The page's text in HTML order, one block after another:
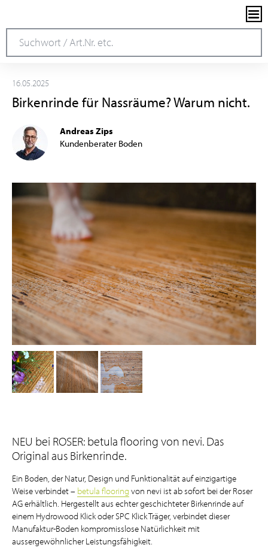
16.05.2025
Birkenrinde für Nassräume? Warum nicht.
Andreas Zips
Kundenberater Boden
small small small
NEU bei ROSER: betula flooring von nevi. Das
Original aus Birkenrinde.
Ein Boden, der Natur, Design und Funktionalität auf einzigartige
Weise verbindet – betula flooring von nevi ist ab sofort bei der Roser
AG erhältlich. Hergestellt aus echter geschichteter Birkenrinde auf
einem Hydrowood Klick oder SPC Klick Träger, verbindet dieser
Manufaktur-Boden kompromisslose Natürlichkeit mit
aussergewöhnlicher Leistungsfähigkeit.